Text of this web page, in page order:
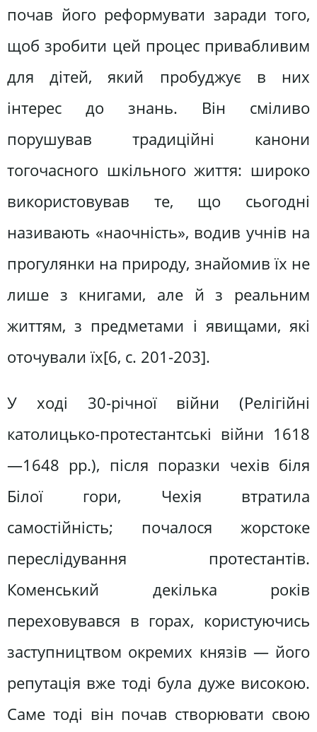
почав його реформувати заради того,
щоб зробити цей процес привабливим
для дітей, який пробуджує в них
інтерес до знань. Він сміливо
порушував традиційні канони
тогочасного шкільного життя: широко
використовував те, що сьогодні
називають «наочність», водив учнів на
прогулянки на природу, знайомив їх не
лише з книгами, але й з реальним
життям, з предметами і явищами, які
оточували їх[6, c. 201-203].
У ході 30-річної війни (Релігійні
католицько-протестантські війни 1618
—1648 рр.), після поразки чехів біля
Білої гори, Чехія втратила
самостійність; почалося жорстоке
переслідування протестантів.
Коменський декілька років
переховувався в горах, користуючись
заступництвом окремих князів — його
репутація вже тоді була дуже високою.
Саме тоді він почав створювати свою